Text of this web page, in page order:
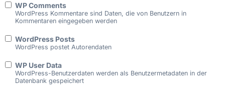
WP Comments
WordPress Kommentare sind Daten, die von Benutzern in
Kommentaren eingegeben werden
WordPress Posts
WordPress postet Autorendaten
WP User Data
WordPress-Benutzerdaten werden als Benutzermetadaten in der
Datenbank gespeichert